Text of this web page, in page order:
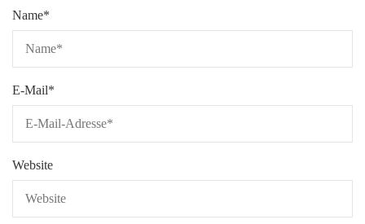
Name*
E-Mail*
Website